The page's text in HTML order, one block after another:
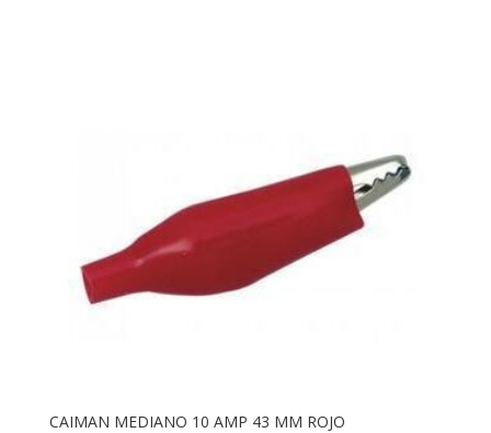
CAIMAN MEDIANO 10 AMP 43 MM ROJO